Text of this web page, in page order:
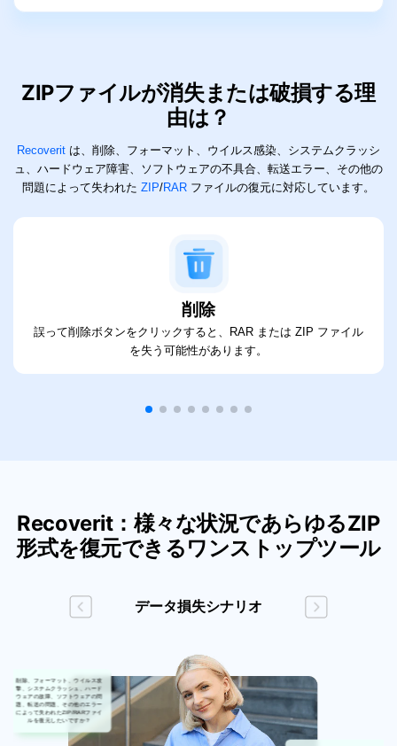
ZIPファイルが消失または破損する理
由は？
Recoverit は、削除、フォーマット、ウイルス感染、 システムクラッシ
ュ、ハードウェア障害、ソフトウェアの不具合、転送エラー、その他の
問題によって失われた ZIP/RAR ファイルの復元に対応しています。
削除
誤って削除ボタンをクリックすると、RAR または ZIP ファイル
を失う可能性があります。
Recoverit：様々な状況であらゆるZIP
形式を復元できるワンストップツール
データ損失シナリオ
削除、フォーマット、ウイルス攻
撃、システムクラッシュ、ハード
ウェアの故障、ソフトウェアの問
題、転送の問題、その他のエラー
によって失われたZIP/RARファイ
ルを復元したいですか？